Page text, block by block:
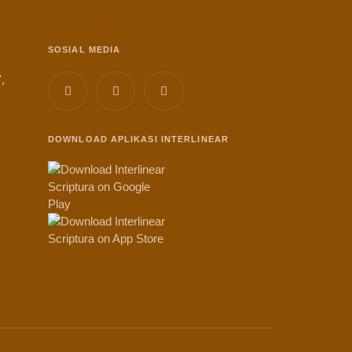
SOSIAL MEDIA
DOWNLOAD APLIKASI INTERLINEAR